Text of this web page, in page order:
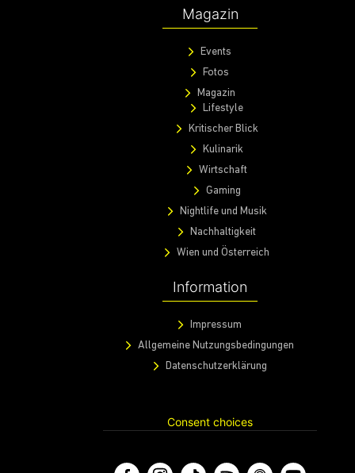
Magazin
Events
Fotos
Magazin
Lifestyle
Kritischer Blick
Kulinarik
Wirtschaft
Gaming
Nightlife und Musik
Nachhaltigkeit
Wien und Österreich
Information
Impressum
Allgemeine Nutzungsbedingungen
Datenschutzerklärung
Consent choices